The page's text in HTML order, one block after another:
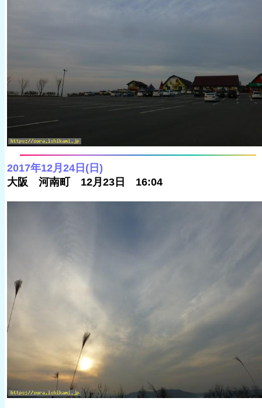
2017年12月24日(日)
大阪 河南町 12月23日 16:04